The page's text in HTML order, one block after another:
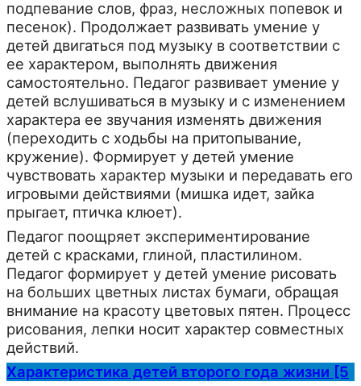
подпевание слов, фраз, несложных попевок и
песенок). Продолжает развивать умение у
детей двигаться под музыку в соответствии с
ее характером, выполнять движения
самостоятельно. Педагог развивает умение у
детей вслушиваться в музыку и с изменением
характера ее звучания изменять движения
(переходить с ходьбы на притопывание,
кружение). Формирует у детей умение
чувствовать характер музыки и передавать его
игровыми действиями (мишка идет, зайка
прыгает, птичка клюет).
Педагог поощряет экспериментирование
детей с красками, глиной, пластилином.
Педагог формирует у детей умение рисовать
на больших цветных листах бумаги, обращая
внимание на красоту цветовых пятен. Процесс
рисования, лепки носит характер совместных
действий.
Характеристика детей второго года жизни [5